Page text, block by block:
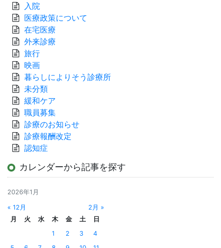
入院
医療政策について
在宅医療
外来診療
旅行
映画
暮らしによりそう診療所
未分類
緩和ケア
職員募集
診療のお知らせ
診療報酬改定
認知症
カレンダーから記事を探す
2026年1月
« 12月
2月 »
月
火 水 木 金 土
日
1
2 3
4